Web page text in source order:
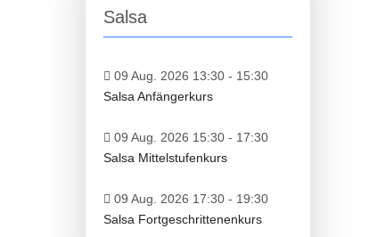
Salsa
09 Aug. 2026 13:30 - 15:30
Salsa Anfängerkurs
09 Aug. 2026 15:30 - 17:30
Salsa Mittelstufenkurs
09 Aug. 2026 17:30 - 19:30
Salsa Fortgeschrittenenkurs